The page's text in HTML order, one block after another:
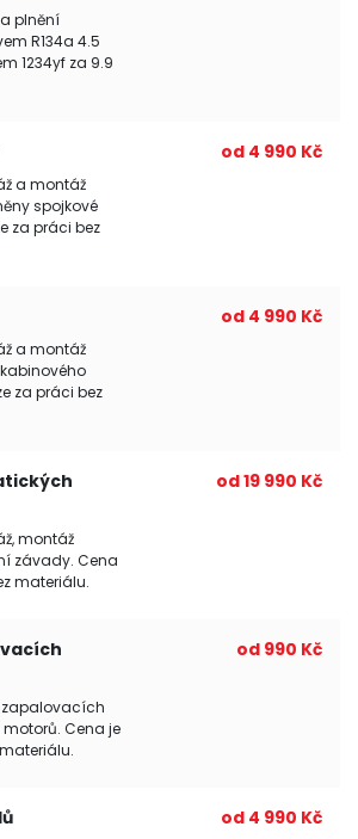
plnění
R134a 4.5
1234yf za 9.9
a montáž
spojkové
za práci bez
od 4 990 Kč
a montáž
za práci bez
od 4 990 Kč
montáž
závady. Cena
materiálu.
od 19 990 Kč
Cena je
od 990 Kč
od 4 990 Kč